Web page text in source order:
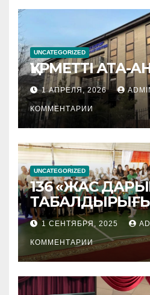
UNCATEGORIZED
ҚҰРМЕТТІ АТА-
1 АПРЕЛЯ, 2026
КОММЕНТАРИИ
UNCATEGORIZED
136 «ЖАС
1 СЕНТЯБРЯ, 2025
КОММЕНТАРИИ